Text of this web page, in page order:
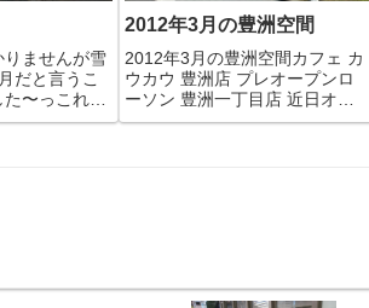
ませんが雪
だと言うこ
〜っこれで
な散歩も行く
2012年3月の豊洲空間
2012年3月の豊洲空間カフェ カ
ウカウ 豊洲店 プレオープンロ
ーソン 豊洲一丁目店 近日オー
プン芸能人カレー部 豊洲店に行